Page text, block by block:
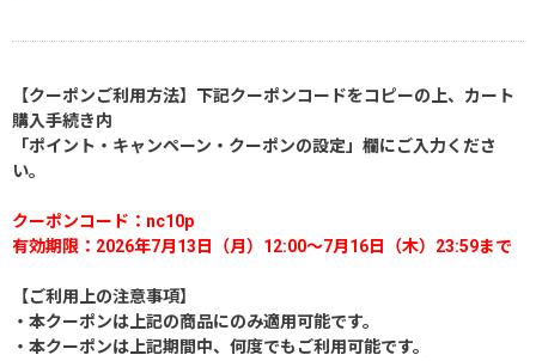
【クーポンご利用方法】下記クーポンコードをコピーの上、カート
購入手続き内
「ポイント・キャンペーン・クーポンの設定」欄にご入力くださ
い。
クーポンコード：nc10p
有効期限：2026年7月13日（月）12:00～7月16日（木）23:59まで
【ご利用上の注意事項】
・本クーポンは上記の商品にのみ適用可能です。
・本クーポンは上記期間中、何度でもご利用可能です。